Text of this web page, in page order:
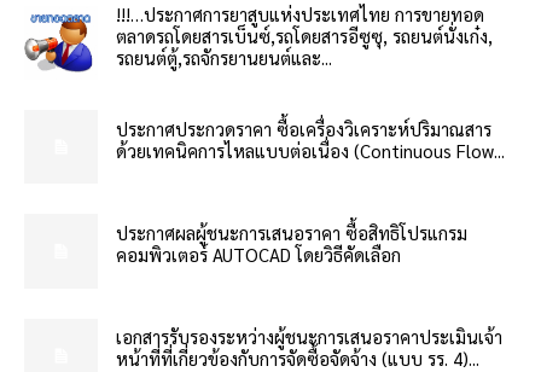
!!!…ประกาศการยาสูบแห่งประเทศไทย การขายทอด
ตลาดรถโดยสารเบ็นซ์,รถโดยสารอีซูซุ, รถยนต์นั่งเก๋ง,
รถยนต์ตู้,รถจักรยานยนต์และ...
ประกาศประกวดราคา ซื้อเครื่องวิเคราะห์ปริมาณสาร
ด้วยเทคนิคการไหลแบบต่อเนื่อง (Continuous Flow...
ประกาศผลผู้ชนะการเสนอราคา ซื้อสิทธิโปรแกรม
คอมพิวเตอร์ AUTOCAD โดยวิธีคัดเลือก
เอกสารรับรองระหว่างผู้ชนะการเสนอราคาประเมินเจ้า
หน้าที่ที่เกี่ยวข้องกับการจัดซื้อจัดจ้าง (แบบ รร. 4)...